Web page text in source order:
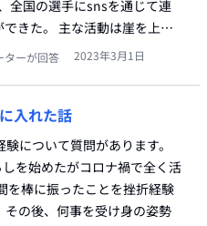
全国の選手にsnsを通じて連
きた。 主な活動は崖を上…
ターが回答 2023年3月1日
入れた話
について質問があります。
を始めたがコロナ禍で全く活
を棒に振ったことを挫折経験
の後、何事を受け身の姿勢